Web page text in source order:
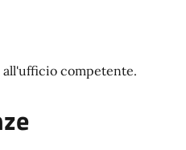
all'ufficio competente.